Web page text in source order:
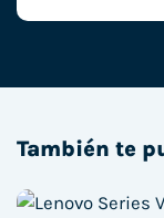
También te